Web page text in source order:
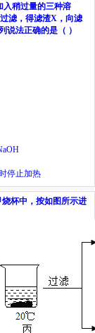
入稍过量的三种溶
滤，得滤渣X ，向滤
说法正确的是（ ）
停止加热
杯中，按如图所示进